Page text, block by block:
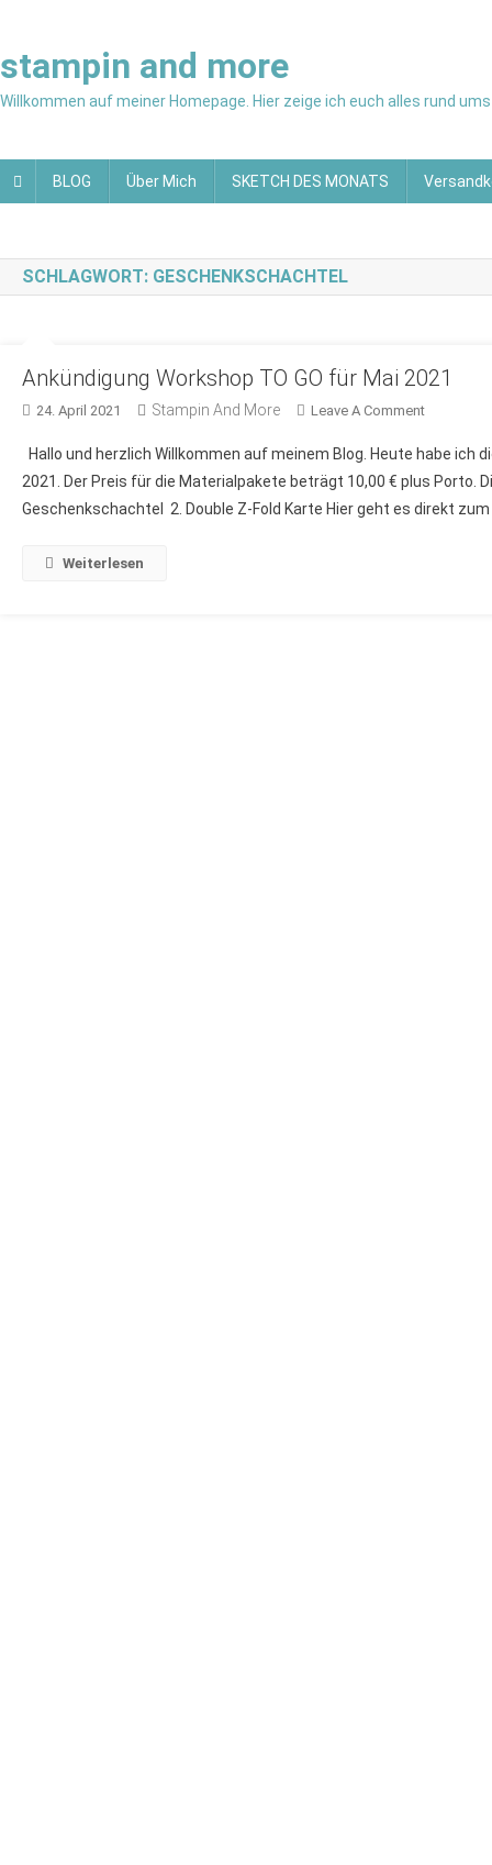
content
stampin and more
Willkommen auf meiner Homepage. Hier zeige ich euch alles rund
BLOG Über Mich SKETCH DES MONATS
SCHLAGWORT: GESCHENKSCHACHTEL
Ankündigung Workshop TO GO für Mai 2021
24. April 2021 Stampin And More Leave A CommentOn
Workshop
TO
GO
Hallo und herzlich Willkommen auf meinem Blog. Heute habe ich
2021. Der Preis für die Materialpakete beträgt 10,00 € plus Porto.
Geschenkschachtel 2. Double Z-Fold Karte Hier geht es direkt
Weiterlesen